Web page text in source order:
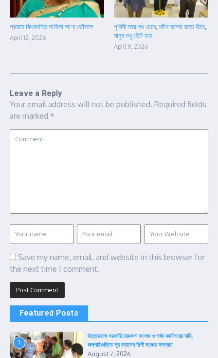
প্রয়াত কিংবদন্তি গায়িকা আশা ভোঁসলে
April 12, 2026
পৃথিবী তার পথ চেনে, নদীর জলের মতো ধীরে,
মানুষ শুধু হেঁটে যায়
April 9, 2026
Leave a Reply
Your email address will not be published. Required fields
are marked *
Save my name, email, and website in this browser for
the next time I comment.
Featured Posts
1
উত্তরবঙ্গে সরকারি চারুকলা কলেজ ও পর্ষদ কার্যালয়ের দাবি,
জলপাইগুড়িতে সুর চড়ালেন শিল্পী মঞ্চের সদস্যরা
August 7, 2026